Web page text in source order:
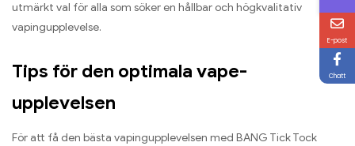
utmärkt val för alla som söker en hållbar och högkvalitativ
vapingupplevelse.
Tips för den optimala vape-
upplevelsen
För att få den bästa vapingupplevelsen med BANG Tick Tock
E-post
Chatt